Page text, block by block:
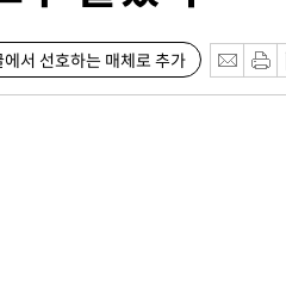
에서 선호하는 매체로 추가